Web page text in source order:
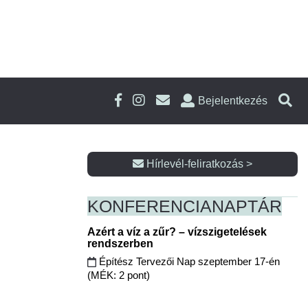
Bejelentkezés
Hírlevél-feliratkozás >
KONFERENCIANAPTÁR
Azért a víz a zűr? – vízszigetelések
rendszerben
Építész Tervezői Nap szeptember 17-én
(MÉK: 2 pont)